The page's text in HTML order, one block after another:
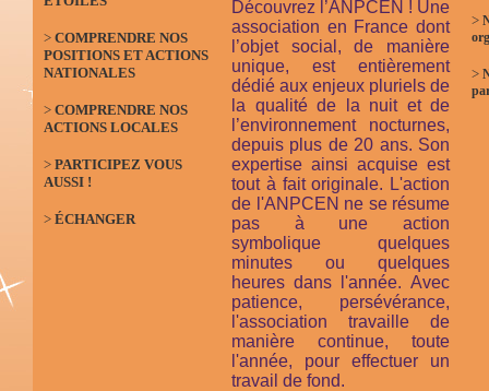
> COMPRENDRE NOS
POSITIONS ET ACTIONS
NATIONALES
> COMPRENDRE NOS
ACTIONS LOCALES
> PARTICIPEZ VOUS
AUSSI !
> ÉCHANGER
Découvrez l’ANPCEN ! Une
association en France dont
l’objet social, de manière
unique, est entièrement
dédié aux enjeux pluriels de
la qualité de la nuit et de
l’environnement nocturnes,
depuis plus de 20 ans. Son
expertise ainsi acquise est
tout à fait originale. L'action
de l'ANPCEN ne se résume
pas à une action
symbolique quelques
minutes ou quelques
heures dans l'année. Avec
patience, persévérance,
l'association travaille de
manière continue, toute
l'année, pour effectuer un
travail de fond.
>
>